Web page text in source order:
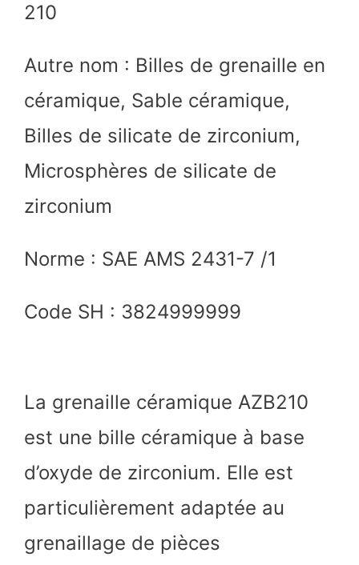
210
Autre nom : Billes de grenaille en
céramique, Sable céramique,
Billes de silicate de zirconium,
Microsphères de silicate de
zirconium
Norme : SAE AMS 2431-7 /1
Code SH : 3824999999
La grenaille céramique AZB210
est une bille céramique à base
d’oxyde de zirconium. Elle est
particulièrement adaptée au
grenaillage de pièces